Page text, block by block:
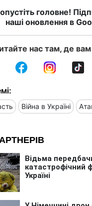
головне!
наші оновлення в
нас там, де вам
Війна в Україні